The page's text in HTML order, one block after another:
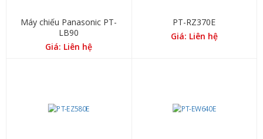
Máy chiếu Panasonic PT-
LB90
Giá: Liên hệ
PT-RZ370E
Giá: Liên hệ